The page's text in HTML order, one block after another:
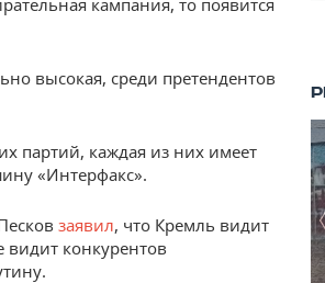
кампания, то появится
высокая, среди претендентов
партий, каждая из них имеет
«Интерфакс».
заявил, что Кремль видит
конкурентов